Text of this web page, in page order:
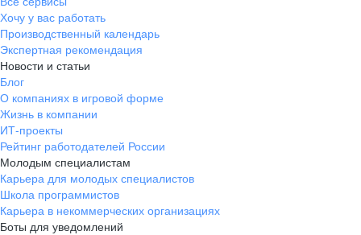
Если документы полностью или частично составлены
на иностранном языке, предоставьте, пожалуйста, заверенный
перевод на русский язык. Также для всех иностранных
поставщиков и подрядчиков нужна справка о резидентстве
с апостилем и перевод — чтобы избежать двойного
налогообложения.
Хочу у вас работать
Производственный календарь
Экспертная рекомендация
Новости и статьи
Блог
О компаниях в игровой форме
Жизнь в компании
ИТ-проекты
Рейтинг работодателей России
Молодым специалистам
Карьера для молодых специалистов
Школа программистов
Карьера в некоммерческих организациях
Боты для уведомлений